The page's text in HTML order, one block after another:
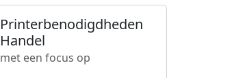
Printerbenodigdheden
Handel
met een focus op